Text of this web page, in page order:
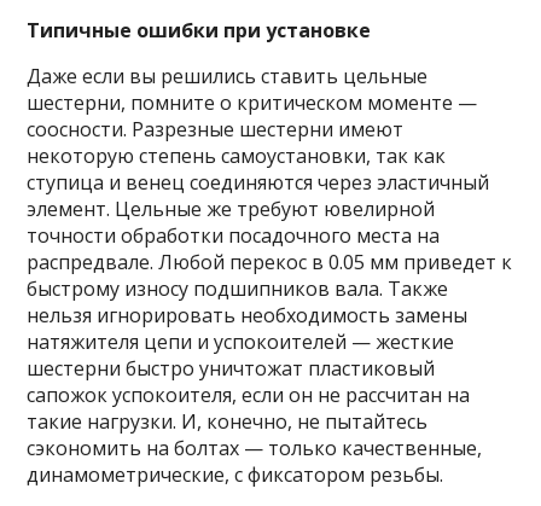
Типичные ошибки при установке
Даже если вы решились ставить цельные
шестерни, помните о критическом моменте —
соосности. Разрезные шестерни имеют
некоторую степень самоустановки, так как
ступица и венец соединяются через эластичный
элемент. Цельные же требуют ювелирной
точности обработки посадочного места на
распредвале. Любой перекос в 0.05 мм приведет к
быстрому износу подшипников вала. Также
нельзя игнорировать необходимость замены
натяжителя цепи и успокоителей — жесткие
шестерни быстро уничтожат пластиковый
сапожок успокоителя, если он не рассчитан на
такие нагрузки. И, конечно, не пытайтесь
сэкономить на болтах — только качественные,
динамометрические, с фиксатором резьбы.